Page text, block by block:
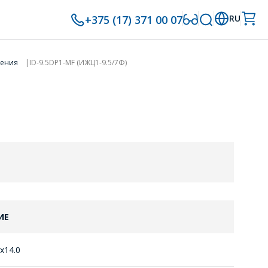
+375 (17) 371 00 07 RU
ID-9.5DP1-MF (ИЖЦ1-9.5/7Ф)